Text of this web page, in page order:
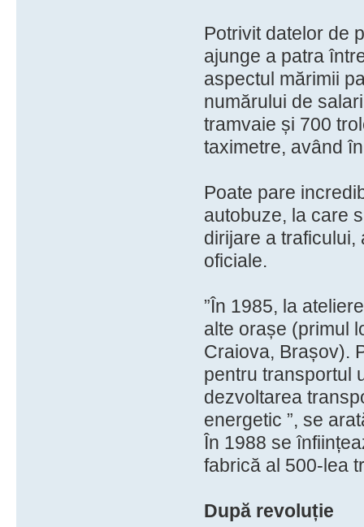
Potrivit datelor de
ajunge a patra
aspectul mărimii
numărului de
tramvaie și 700
taximetre, având
Poate pare
autobuze, la care
dirijare a traficului,
oficiale.
”În 1985, la
alte orașe (primul
Craiova, Brașov).
pentru transportul
dezvoltarea
energetic ”, se
În 1988 se
fabrică al 500-lea
După revoluție